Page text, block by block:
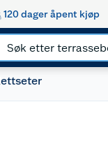
120 dager åpent kjøp